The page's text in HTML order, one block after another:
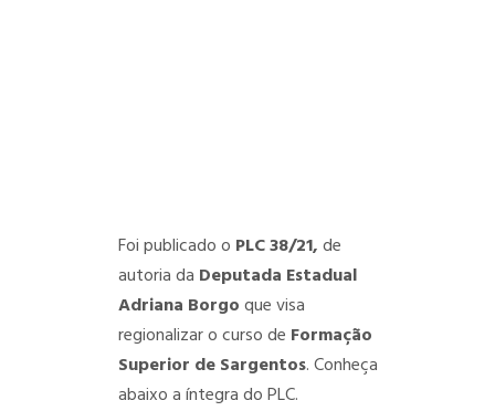
Foi publicado o PLC 38/21,de
autoria da Deputada Estadual
Adriana Borgoque visa
regionalizar o curso de Formação
Superior de Sargentos. Conheça
abaixo a íntegra do PLC.